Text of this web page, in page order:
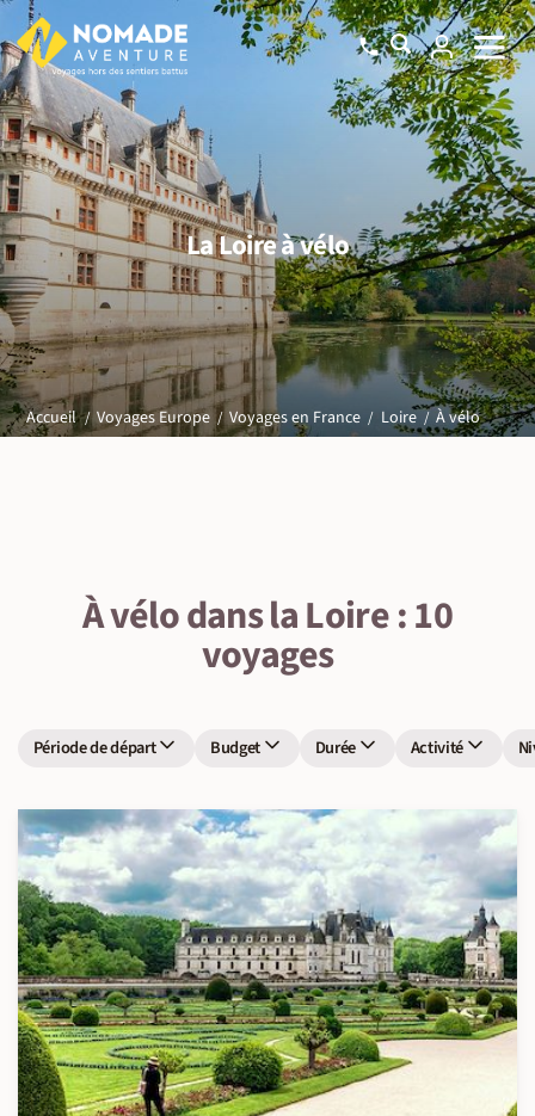
La Loire à vélo
Accueil Voyages Europe Voyages en France Loire À vélo
À vélo dans la Loire : 10
voyages
Période de départ Budget Durée Activité